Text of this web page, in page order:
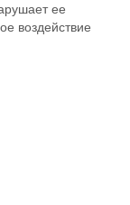
ее
воздействие